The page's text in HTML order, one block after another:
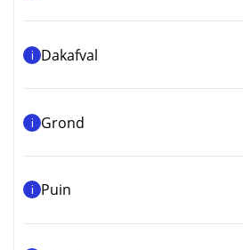
i Dakafval
i Grond
i Puin